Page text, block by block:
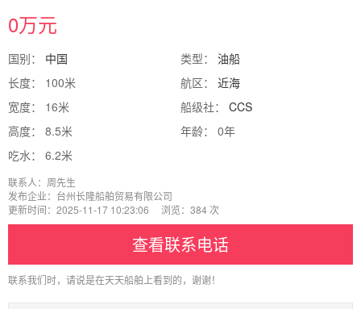
0万元
国别： 中国 类型： 油船
长度： 100米
航区： 近海
宽度： 16米
船级社： CCS
高度： 8.5米
年龄： 0年
吃水： 6.2米
联系人：周先生
发布企业：台州长隆船舶贸易有限公司
更新时间：2025-11-17 10:23:06 浏览：384 次
查看联系电话
联系我们时，请说是在天天船舶上看到的，谢谢！